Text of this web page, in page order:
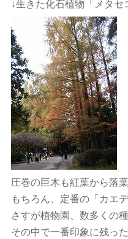
↓生きた化石植物「メタセ
圧巻の巨木も紅葉から落葉
もちろん、定番の「カエ
さすが植物園、数多くの
その中で一番印象に残っ